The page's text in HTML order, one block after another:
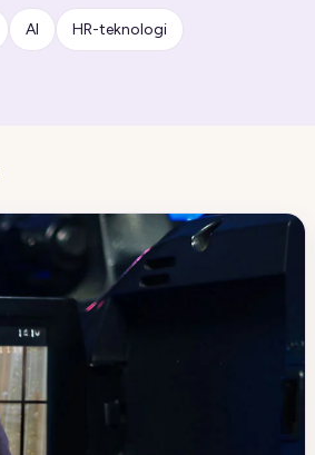
AI HR-teknologi